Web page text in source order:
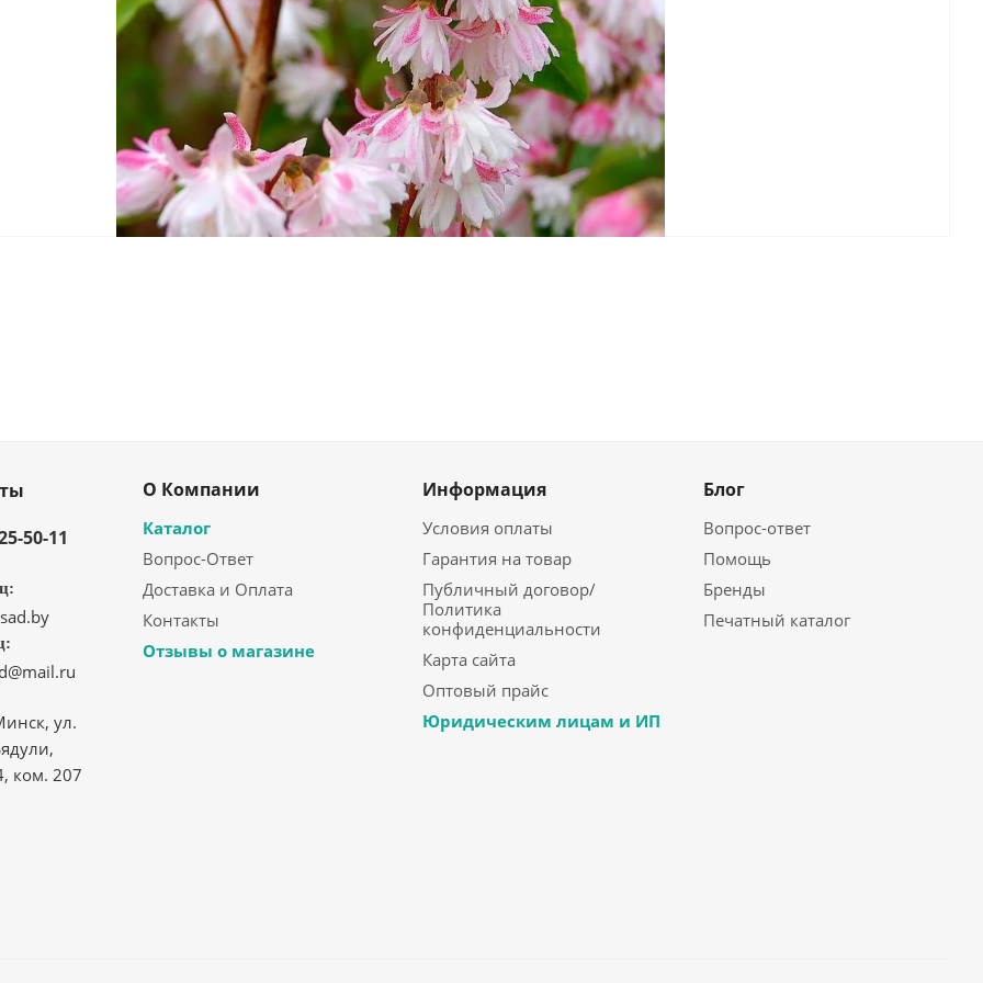
50-11
ул.
ком. 207
О Компании
Каталог
Вопрос-Ответ
Доставка и Оплата
Контакты
Отзывы о магазине
Информация
Условия оплаты
Гарантия на товар
Публичный договор/
Политика
конфиденциальности
Карта сайта
Оптовый прайс
Юридическим лицам и ИП
Блог
Вопрос-ответ
Помощь
Бренды
Печатный каталог